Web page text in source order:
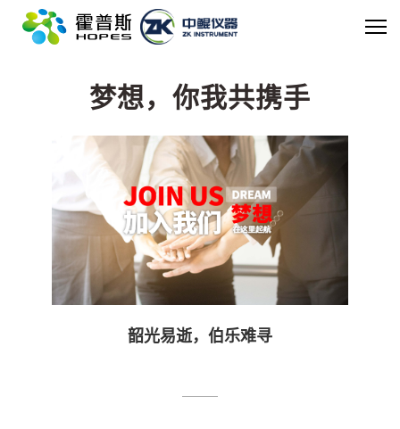
teenmommadness
梦想，你我共携手
韶光易逝，伯乐难寻